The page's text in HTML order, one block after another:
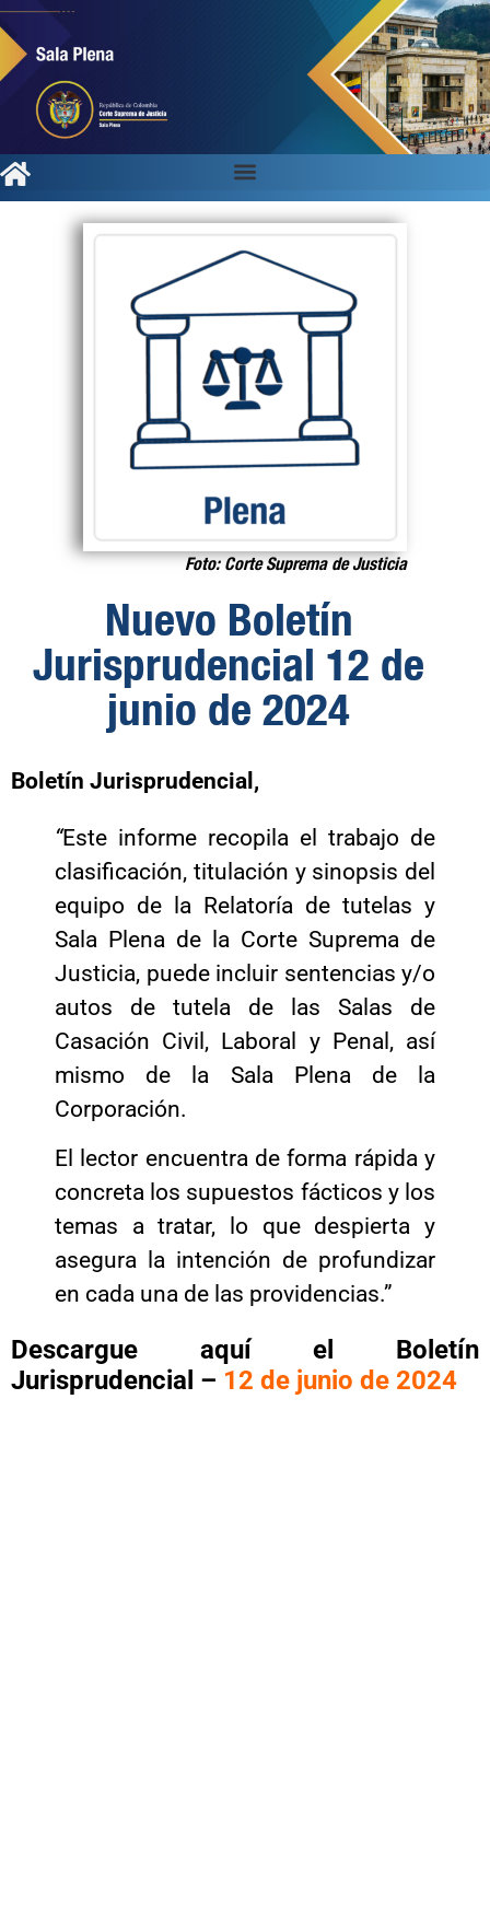
Foto: Corte Suprema de Justicia
Nuevo Boletín
Jurisprudencial 12 de
junio de 2024
Boletín Jurisprudencial,
“Este informe recopila el trabajo de
clasificación, titulación y sinopsis del
equipo de la Relatoría de tutelas y
Sala Plena de la Corte Suprema de
Justicia, puede incluir sentencias y/o
autos de tutela de las Salas de
Casación Civil, Laboral y Penal, así
mismo de la Sala Plena de la
Corporación.
El lector encuentra de forma rápida y
concreta los supuestos fácticos y los
temas a tratar, lo que despierta y
asegura la intención de profundizar
en cada una de las providencias.”
Descargue aquí el Boletín
Jurisprudencial – 12 de junio de 2024